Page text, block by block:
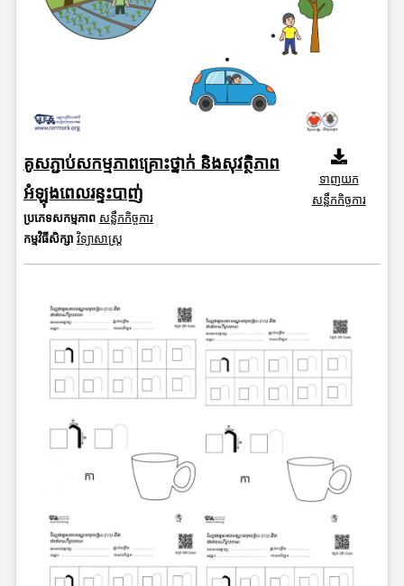
គូសភ្ជាប់សកម្មភាពគ្រោះថ្នាក់ និងសុវត្ថិភាព
អំឡុងពេលរន្ទះបាញ់
ប្រភេទសកម្មភាព សន្លឹកកិច្ចការ
កម្មវិធីសិក្សា វិទ្យាសាស្រ្ត
ទាញយក
សន្លឹកកិច្ចការ